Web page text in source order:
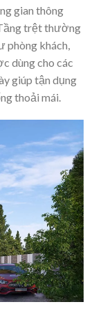
gian thông
trệt thường
phòng khách,
dùng cho các
giúp tận dụng
thoải mái.